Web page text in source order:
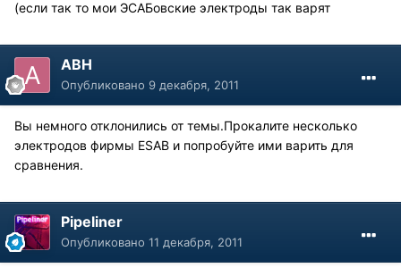
(если так то мои ЭСАБовские электроды так варят
АВН
Опубликовано 9 декабря, 2011
Вы немного отклонились от темы.Прокалите несколько
электродов фирмы ESAB и попробуйте ими варить для
сравнения.
Pipeliner
Опубликовано 11 декабря, 2011